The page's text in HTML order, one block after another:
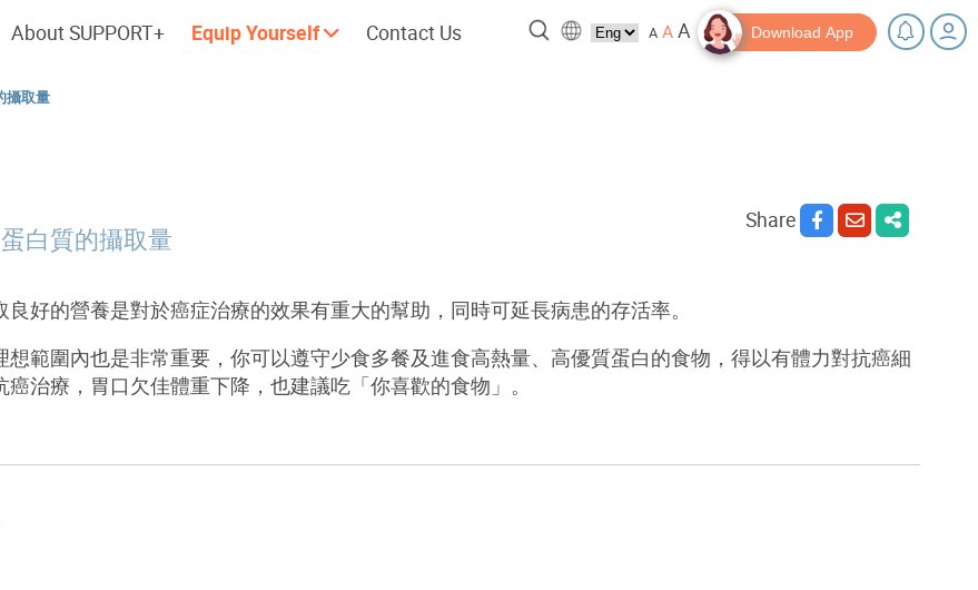
About SUPPORT+ Equip Yourself
day.
Tips and Resources
Contact Us A AA Download App
攝取量
Share
白質的攝取量
好的營養是對於癌症治療的效果有重大的幫助，同時可延長病患的存活率。
想範圍內也是非常重要，你可以遵守少食多餐及進食高熱量、高優質蛋白的食物，得以有體力對抗癌細
治療，胃口欠佳體重下降，也建議吃「你喜歡的食物」 。